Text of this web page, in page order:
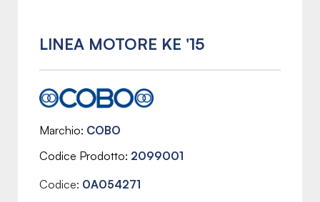
LINEA MOTORE KE '15
Marchio COBO
Codice Prodotto 2099001
Codice: 0A054271